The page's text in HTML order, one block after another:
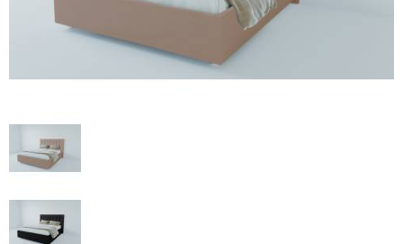
МЕБЕЛЬ
КОМПЬЮТЕРНЫЕ
СТОЛЫ
ОФИСНАЯ
МЕБЕЛЬ